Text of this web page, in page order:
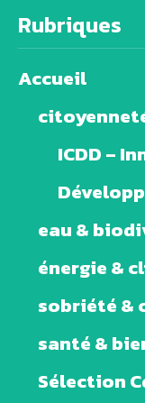
Rubriques
Accueil
ICDD –
eau &
énergie &
sobriété &
santé &
Sélection